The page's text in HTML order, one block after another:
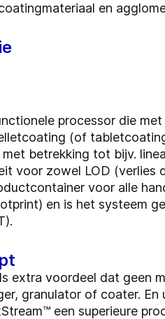
en
processor die
(of
betrekking tot bijv.
voor zowel LOD
voor alle
en is het systeem
extra voordeel dat geen
granulator of coater.
een superieure